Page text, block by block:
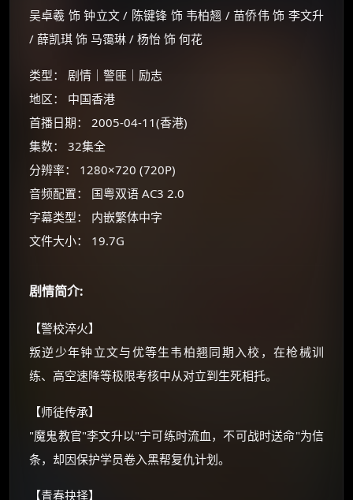
吴卓羲 饰 钟立文 / 陈键锋 饰 韦柏翘 / 苗侨伟 饰 李文升
/ 薛凯琪 饰 马霭琳 / 杨怡 饰 何花
类型： 剧情｜警匪｜励志
地区： 中国香港
首播日期： 2005-04-11(香港)
集数： 32集全
分辨率： 1280×720 (720P)
音频配置： 国粤双语 AC3 2.0
字幕类型： 内嵌繁体中字
文件大小： 19.7G
剧情简介:
【警校淬火】
叛逆少年钟立文与优等生韦柏翘同期入校，在枪械训
练、高空速降等极限考核中从对立到生死相托。
【师徒传承】
"魔鬼教官"李文升以"宁可练时流血，不可战时送命"为信
条，却因保护学员卷入黑帮复仇计划。
【青春抉择】
🧧 福利领取站
☕
⚡ 前往【大淘客】领红包